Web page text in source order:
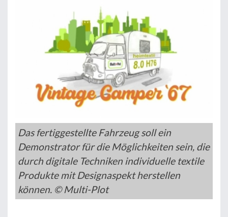
Das fertiggestellte Fahrzeug soll ein
Demonstrator für die Möglichkeiten sein, die
durch digitale Techniken individuelle textile
Produkte mit Designaspekt herstellen
können. © Multi-Plot